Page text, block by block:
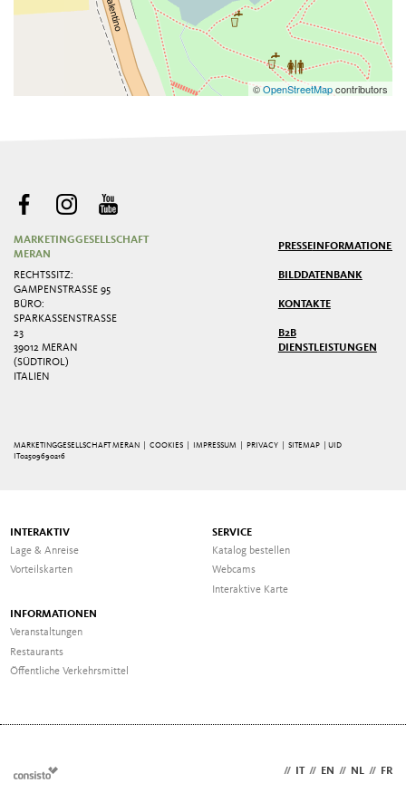
©OpenStreetMapcontributors
MARKETINGGESELLSCHAFT
MERAN
RECHTSSITZ:
GAMPENSTRASSE 95
BÜRO:
SPARKASSENSTRASSE 2
3
39012 MERAN
(SÜDTIROL)
ITALIEN
PRESSEINFORMATIONEN
BILDDATENBANK
KONTAKTE
B2B
DIENSTLEISTUNGEN
MARKETINGGESELLSCHAFT MERAN | COOKIES IMPRESSUM PRIVACY |SITEMAP
| UID
IT02509690216
INTERAKTIV
Lage & Anreise
Vorteilskarten
SERVICE
Katalog bestellen
Webcams
Interaktive Karte
INFORMATIONEN
Veranstaltungen
Restaurants
Öffentliche Verkehrsmittel
// IT // EN // NL // FR